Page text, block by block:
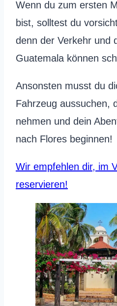
Wenn du zum ersten
bist, solltest du
denn der Verkehr und
Guatemala können
Ansonsten musst du
Fahrzeug aussuchen,
nehmen und dein
nach Flores beginnen!
Wir empfehlen dir, im
reservieren!